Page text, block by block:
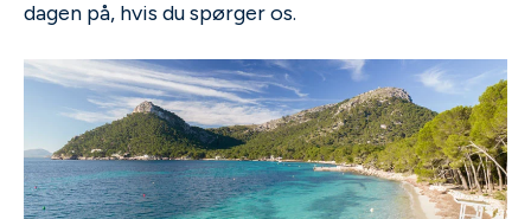
dagen på, hvis du spørger os.